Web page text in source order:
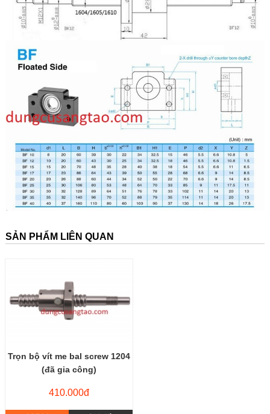
SẢN PHẨM LIÊN QUAN
Trọn bộ vít me bal screw 1204
(đã gia công)
410.000đ